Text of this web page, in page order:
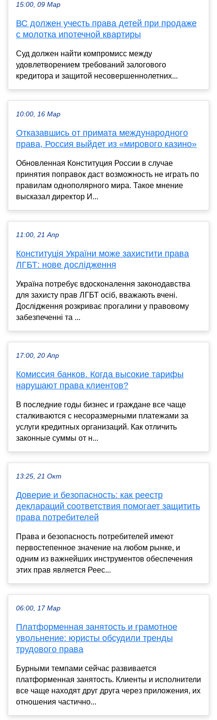
15:00, 09 Мар
ВС должен учесть права детей при продаже
с молотка ипотечной квартиры
Суд должен найти компромисс между
удовлетворением требований залогового
кредитора и защитой несовершеннолетних...
10:00, 16 Мар
Отказавшись от примата международного
права, Россия выйдет из «мирового казино»
Обновленная Конституция России в случае
принятия поправок даст возможность не играть по
правилам однополярного мира. Такое мнение
высказал директор И...
11:00, 21 Апр
Конституція України може захистити права
ЛГБТ: нове дослідження
Україна потребує вдосконалення законодавства
для захисту прав ЛГБТ осіб, вважають вчені.
Дослідження розкриває прогалини у правовому
забезпеченні та ...
17:00, 20 Апр
Комиссия банков. Когда высокие тарифы
нарушают права клиентов?
В последние годы бизнес и граждане все чаще
сталкиваются с несоразмерными платежами за
услуги кредитных организаций. Как отличить
законные суммы от н...
13:25, 21 Окт
Доверие и безопасность: как реестр
деклараций соответствия помогает защитить
права потребителей
Права и безопасность потребителей имеют
первостепенное значение на любом рынке, и
одним из важнейших инструментов обеспечения
этих прав является Реес...
06:00, 17 Мар
Платформенная занятость и грамотное
увольнение: юристы обсудили тренды
трудового права
Бурными темпами сейчас развивается
платформенная занятость. Клиенты и исполнители
все чаще находят друг друга через приложения, их
отношения частично...